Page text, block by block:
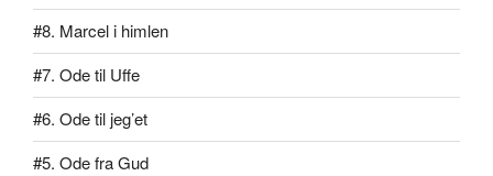
#8. Marcel i himlen
#7. Ode til Uffe
#6. Ode til jeg’et
#5. Ode fra Gud